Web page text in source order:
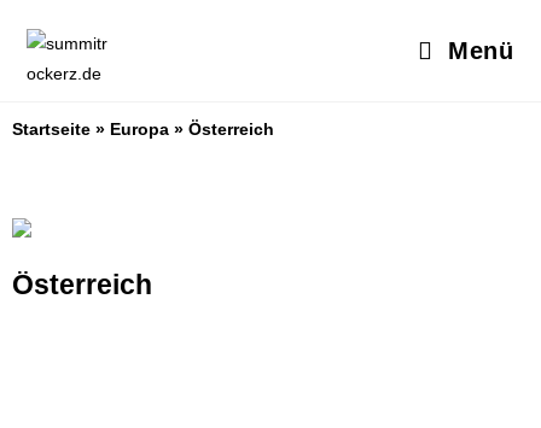
Menü
Startseite » Europa » Österreich
Österreich